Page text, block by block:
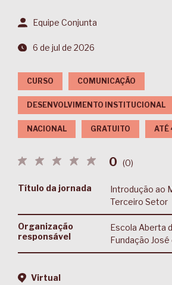
Equipe Conjunta
6 de jul de 2026
CURSO COMUNICAÇÃO
DESENVOLVIMENTO INSTITUCIONAL
NACIONAL GRATUITO ATÉ
0 (0)
Título da jornada
Introdução ao
Terceiro Setor
Organização
responsável
Escola Aberta
Fundação
Virtual